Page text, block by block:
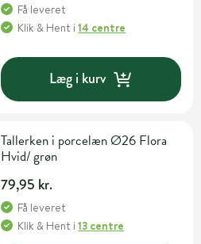
Få leveret
Klik & Hent i14 centre
Læg i kurv
Tallerken i porcelæn Ø26 Flora
Hvid/ grøn
79,95 kr.
Få leveret
Klik & Hent i13 centre